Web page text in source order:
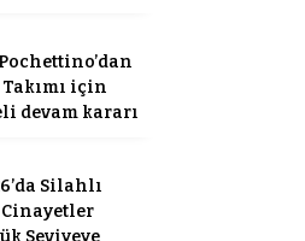
için
devam kararı
Silahlı
Cinayetler
Seviyeye